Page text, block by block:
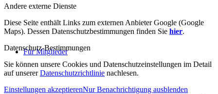
Für Mitglieder
Andere externe Dienste
Diese Seite enthält Links zum externen Anbieter Google (Google
Maps). Dessen Datenschutzbestimmungen finden Sie hier.
Datenschutz-Bestimmungen
Sie können unsere Cookies und Datenschutzeinstellungen im Detail
auf unsererDatenschutzrichtlinie nachlesen.
Einstellungen akzeptierenNur Benachrichtigung ausblenden